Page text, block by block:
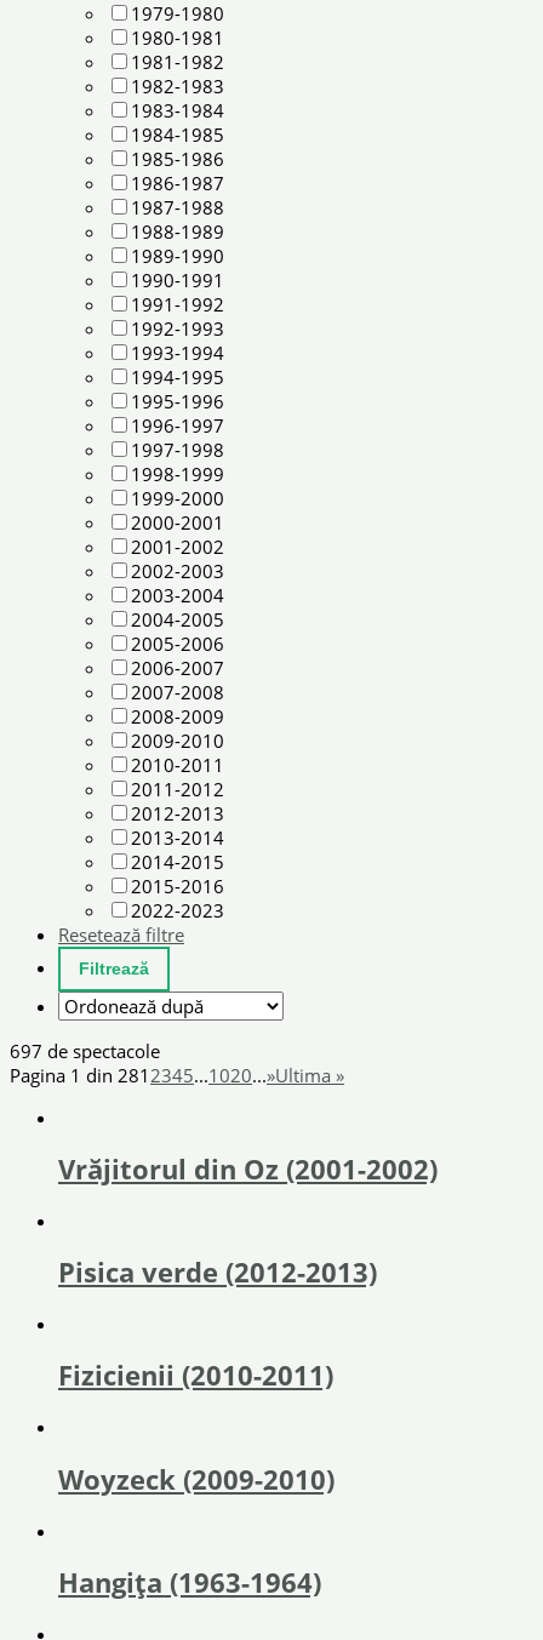
1979-1980
1980-1981
1981-1982
1982-1983
1983-1984
1984-1985
1985-1986
1986-1987
1987-1988
1988-1989
1989-1990
1990-1991
1991-1992
1992-1993
1993-1994
1994-1995
1995-1996
1996-1997
1997-1998
1998-1999
1999-2000
2000-2001
2001-2002
2002-2003
2003-2004
2004-2005
2005-2006
2006-2007
2007-2008
2008-2009
2009-2010
2010-2011
2011-2012
2012-2013
2013-2014
2014-2015
2015-2016
2022-2023
Resetează filtre
697 de spectacole
Pagina 1 din 281 2345...1020...»Ultima »
Vrăjitorul din Oz (2001-2002)
Pisica verde (2012-2013)
Fizicienii (2010-2011)
Woyzeck (2009-2010)
Hangița (1963-1964)